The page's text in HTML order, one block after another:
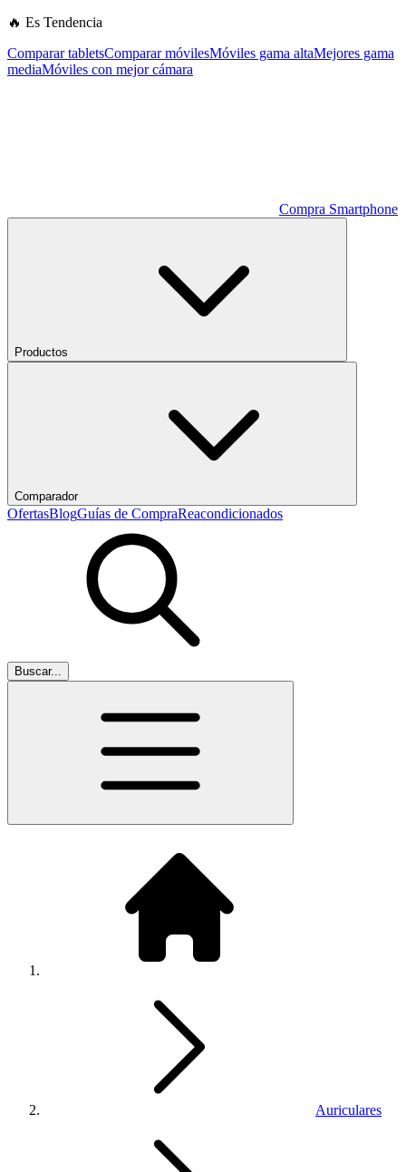
🔥 Es Tendencia
Comparar tabletsComparar móvilesMóviles gama altaMejores gama
mediaMóviles con mejor cámara
Compra Smartphone
Productos
Comparador
OfertasBlogGuías de CompraReacondicionados
Buscar...
Auriculares